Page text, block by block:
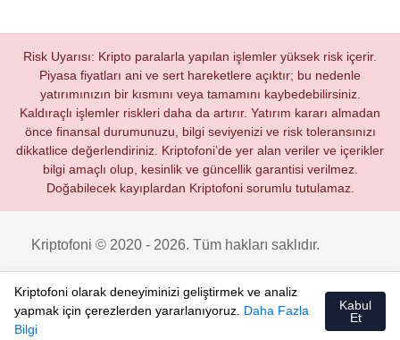
Risk Uyarısı: Kripto paralarla yapılan işlemler yüksek risk içerir.
Piyasa fiyatları ani ve sert hareketlere açıktır; bu nedenle
yatırımınızın bir kısmını veya tamamını kaybedebilirsiniz.
Kaldıraçlı işlemler riskleri daha da artırır. Yatırım kararı almadan
önce finansal durumunuzu, bilgi seviyenizi ve risk toleransınızı
dikkatlice değerlendiriniz. Kriptofoni’de yer alan veriler ve içerikler
bilgi amaçlı olup, kesinlik ve güncellik garantisi verilmez.
Doğabilecek kayıplardan Kriptofoni sorumlu tutulamaz.
Kriptofoni © 2020 - 2026. Tüm hakları saklıdır.
Kriptofoni olarak deneyiminizi geliştirmek ve analiz
yapmak için çerezlerden yararlanıyoruz. Daha Fazla
Bilgi
Kabul
Et